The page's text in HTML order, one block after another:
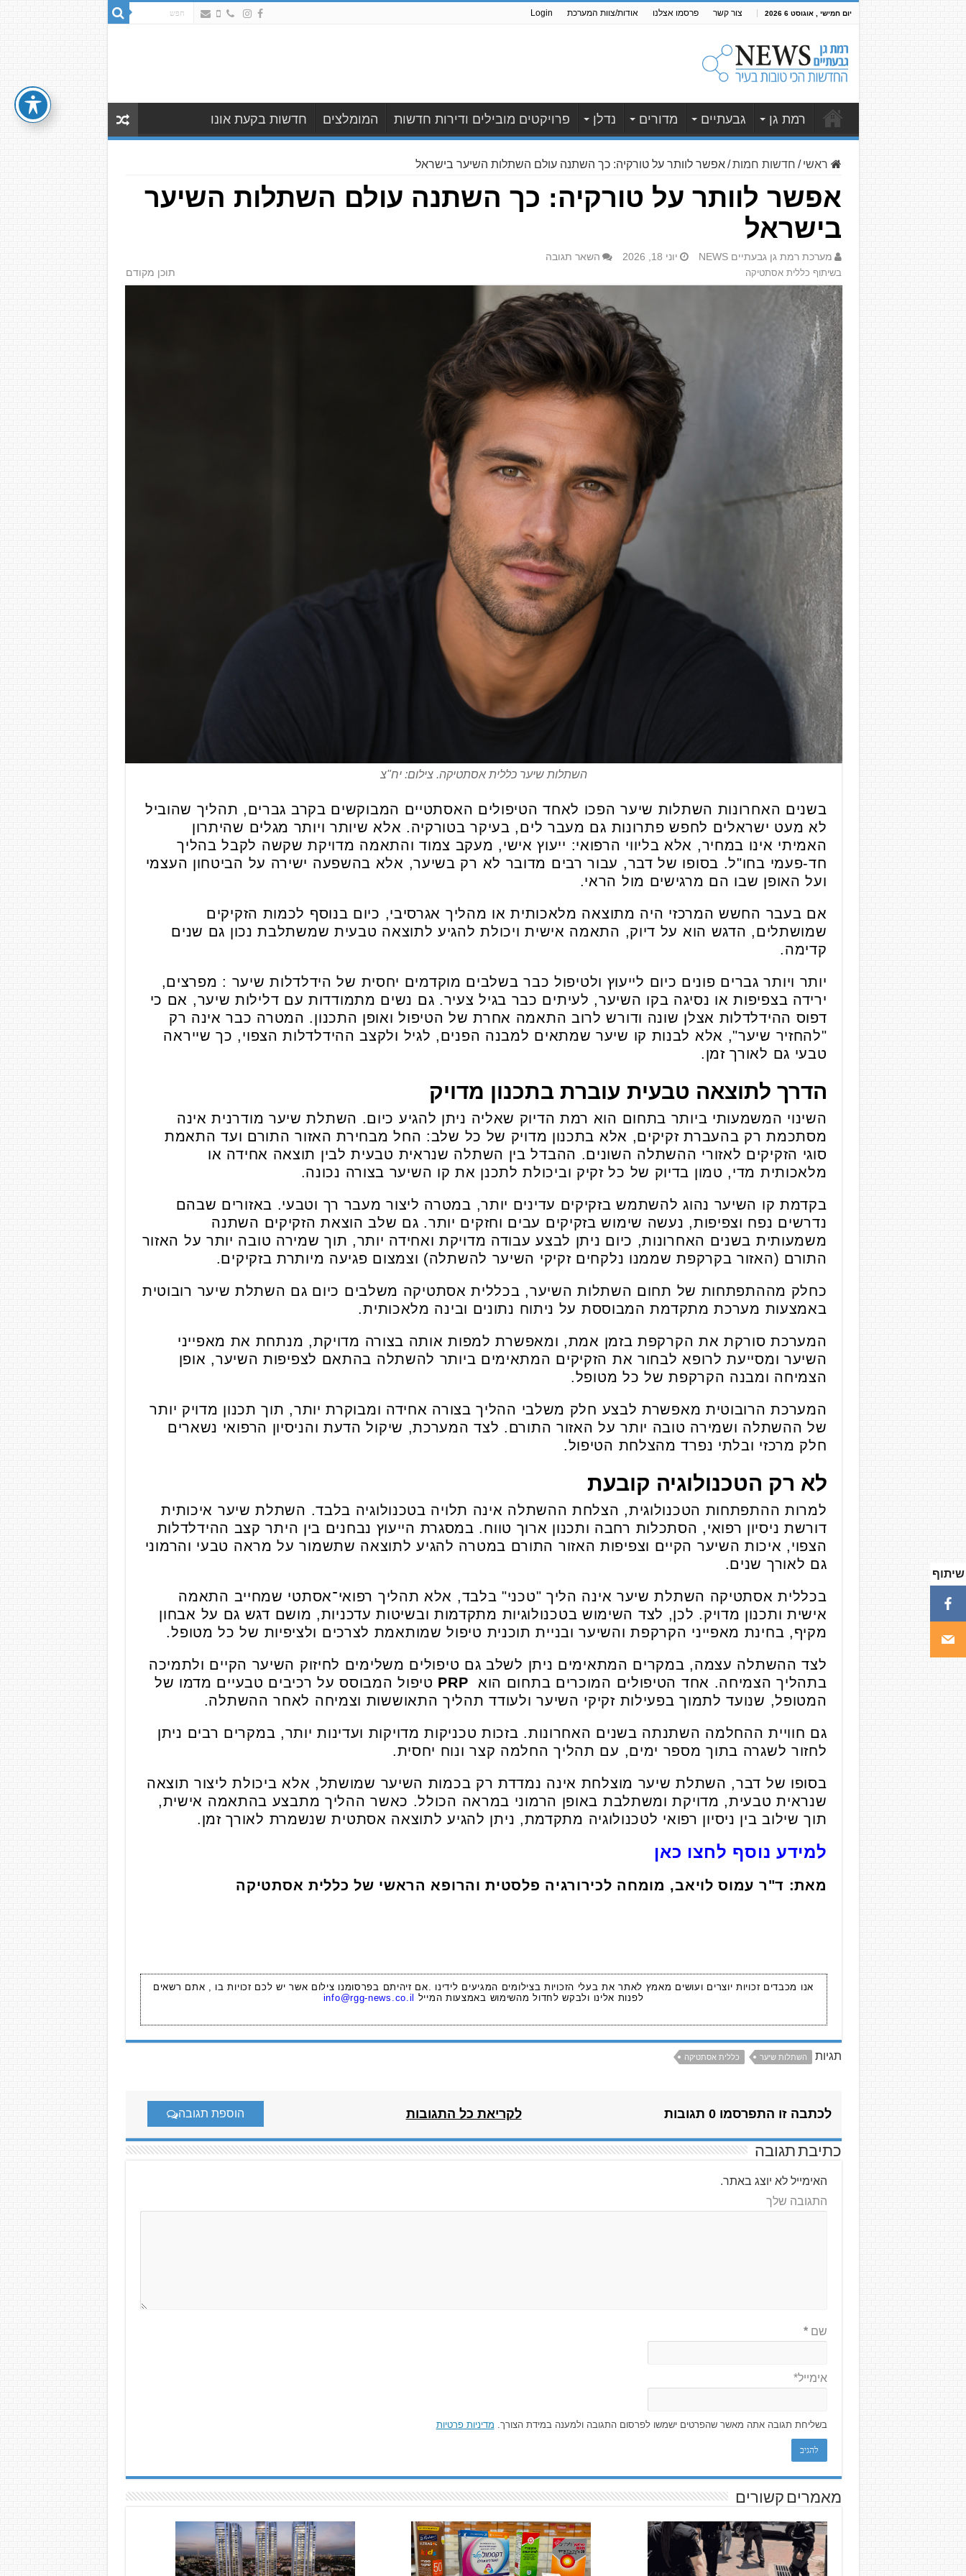
יום חמישי , אוגוסט 6 2026 צור קשר פרסמו אצלנו אודות/צוות המערכת Login
רמת גן גבעתיים מדורים נדלן פרויקטים מובילים ודירות חדשות המומלצים חדשות בקעת אונו
ראשי / חדשות חמות / אפשר לוותר על טורקיה: כך השתנה עולם השתלות השיער בישראל
אפשר לוותר על טורקיה: כך השתנה עולם השתלות השיער
בישראל
מערכת רמת גן גבעתיים NEWS יוני 18, 2026
השאר תגובה
בשיתוף כללית אסתטיקה
תוכן מקודם
השתלות שיער כללית אסתטיקה. צילום: יח"צ
בשנים האחרונות השתלות שיער הפכו לאחד הטיפולים האסתטיים המבוקשים בקרב גברים, תהליך שהוביל
לא מעט ישראלים לחפש פתרונות גם מעבר לים, בעיקר בטורקיה. אלא שיותר ויותר מגלים שהיתרון
האמיתי אינו במחיר, אלא בליווי הרפואי: ייעוץ אישי, מעקב צמוד והתאמה מדויקת שקשה לקבל בהליך
חד-פעמי בחו"ל. בסופו של דבר, עבור רבים מדובר לא רק בשיער, אלא בהשפעה ישירה על הביטחון העצמי
ועל האופן שבו הם מרגישים מול הראי.
אם בעבר החשש המרכזי היה מתוצאה מלאכותית או מהליך אגרסיבי, כיום בנוסף לכמות הזקיקים
שמושתלים, הדגש הוא על דיוק, התאמה אישית ויכולת להגיע לתוצאה טבעית שמשתלבת נכון גם שנים
קדימה.
יותר ויותר גברים פונים כיום לייעוץ ולטיפול כבר בשלבים מוקדמים יחסית של הידלדלות שיער : מפרצים,
ירידה בצפיפות או נסיגה בקו השיער, לעיתים כבר בגיל צעיר. גם נשים מתמודדות עם דלילות שיער, אם כי
דפוס ההידלדלות אצלן שונה ודורש לרוב התאמה אחרת של הטיפול ואופן התכנון. המטרה כבר אינה רק
"להחזיר שיער", אלא לבנות קו שיער שמתאים למבנה הפנים, לגיל ולקצב ההידלדלות הצפוי, כך שייראה
טבעי גם לאורך זמן.
הדרך לתוצאה טבעית עוברת בתכנון מדויק
השינוי המשמעותי ביותר בתחום הוא רמת הדיוק שאליה ניתן להגיע כיום. השתלת שיער מודרנית אינה
מסתכמת רק בהעברת זקיקים, אלא בתכנון מדויק של כל שלב: החל מבחירת האזור התורם ועד התאמת
סוגי הזקיקים לאזורי ההשתלה השונים. ההבדל בין השתלה שנראית טבעית לבין תוצאה אחידה או
מלאכותית מדי, טמון בדיוק של כל זקיק וביכולת לתכנן את קו השיער בצורה נכונה.
בקדמת קו השיער נהוג להשתמש בזקיקים עדינים יותר, במטרה ליצור מעבר רך וטבעי. באזורים שבהם
נדרשים נפח וצפיפות, נעשה שימוש בזקיקים עבים וחזקים יותר. גם שלב הוצאת הזקיקים השתנה
משמעותית בשנים האחרונות, כיום ניתן לבצע עבודה מדויקת ואחידה יותר, תוך שמירה טובה יותר על האזור
התורם (האזור בקרקפת שממנו נלקחים זקיקי השיער להשתלה) וצמצום פגיעה מיותרת בזקיקים.
כחלק מההתפתחות של תחום השתלות השיער, בכללית אסתטיקה משלבים כיום גם השתלת שיער רובוטית
באמצעות מערכת מתקדמת המבוססת על ניתוח נתונים ובינה מלאכותית.
המערכת סורקת את הקרקפת בזמן אמת, ומאפשרת למפות אותה בצורה מדויקת, מנתחת את מאפייני
השיער ומסייעת לרופא לבחור את הזקיקים המתאימים ביותר להשתלה בהתאם לצפיפות השיער, אופן
הצמיחה ומבנה הקרקפת של כל מטופל.
המערכת הרובוטית מאפשרת לבצע חלק משלבי ההליך בצורה אחידה ומבוקרת יותר, תוך תכנון מדויק יותר
של ההשתלה ושמירה טובה יותר על האזור התורם. לצד המערכת, שיקול הדעת והניסיון הרפואי נשארים
חלק מרכזי ובלתי נפרד מהצלחת הטיפול.
לא רק הטכנולוגיה קובעת
למרות ההתפתחות הטכנולוגית, הצלחת ההשתלה אינה תלויה בטכנולוגיה בלבד. השתלת שיער איכותית
דורשת ניסיון רפואי, הסתכלות רחבה ותכנון ארוך טווח. במסגרת הייעוץ נבחנים בין היתר קצב ההידלדלות
הצפוי, איכות השיער הקיים וצפיפות האזור התורם במטרה להגיע לתוצאה שתשמור על מראה טבעי והרמוני
גם לאורך שנים.
בכללית אסתטיקה השתלת שיער אינה הליך "טכני" בלבד, אלא תהליך רפואי־אסתטי שמחייב התאמה
אישית ותכנון מדויק. לכן, לצד השימוש בטכנולוגיות מתקדמות ובשיטות עדכניות, מושם דגש גם על אבחון
מקיף, בחינת מאפייני הקרקפת והשיער ובניית תוכנית טיפול שמותאמת לצרכים ולציפיות של כל מטופל.
לצד ההשתלה עצמה, במקרים המתאימים ניתן לשלב גם טיפולים משלימים לחיזוק השיער הקיים ולתמיכה
בתהליך הצמיחה. אחד הטיפולים המוכרים בתחום הוא PRP טיפול המבוסס על רכיבים טבעיים מדמו של
המטופל, שנועד לתמוך בפעילות זקיקי השיער ולעודד תהליך התאוששות וצמיחה לאחר ההשתלה.
גם חוויית ההחלמה השתנתה בשנים האחרונות. בזכות טכניקות מדויקות ועדינות יותר, במקרים רבים ניתן
לחזור לשגרה בתוך מספר ימים, עם תהליך החלמה קצר ונוח יחסית.
בסופו של דבר, השתלת שיער מוצלחת אינה נמדדת רק בכמות השיער שמושתל, אלא ביכולת ליצור תוצאה
שנראית טבעית, מדויקת ומשתלבת באופן הרמוני במראה הכולל. כאשר ההליך מתבצע בהתאמה אישית,
תוך שילוב בין ניסיון רפואי לטכנולוגיה מתקדמת, ניתן להגיע לתוצאה אסתטית שנשמרת לאורך זמן.
למידע נוסף לחצו כאן
מאת: ד"ר עמוס לויאב, מומחה לכירורגיה פלסטית והרופא הראשי של כללית אסתטיקה
אנו מכבדים זכויות יוצרים ועושים מאמץ לאתר את בעלי הזכויות בצילומים המגיעים לידינו .אם זיהיתם בפרסומנו צילום אשר יש לכם זכויות בו , אתם רשאים
לפנות אלינו ולבקש לחדול מהשימוש באמצעות המייל
info@rgg-news.co.il
תגיות השתלות שיער כללית אסתטיקה
לכתבה זו התפרסמו 0 תגובות לקריאת כל התגובות הוספת תגובה
כתיבת תגובה
האימייל לא יוצג באתר.
התגובה שלך
שם*
אימייל*
בשליחת תגובה אתה מאשר שהפרטים ישמשו לפרסום התגובה ולמענה במידת הצורך. מדיניות פרטיות
מאמרים קשורים
שיתוף